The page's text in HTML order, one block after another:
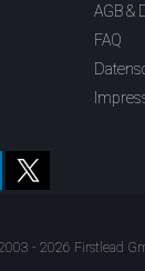
AGB &
FAQ
- 2026 Firstlead